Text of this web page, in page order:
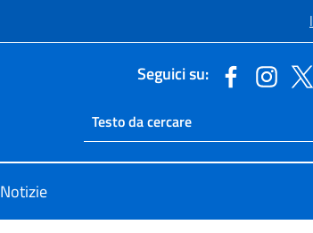
Seguici su:
Ricerca sito
Cerca nel sito
Notizie